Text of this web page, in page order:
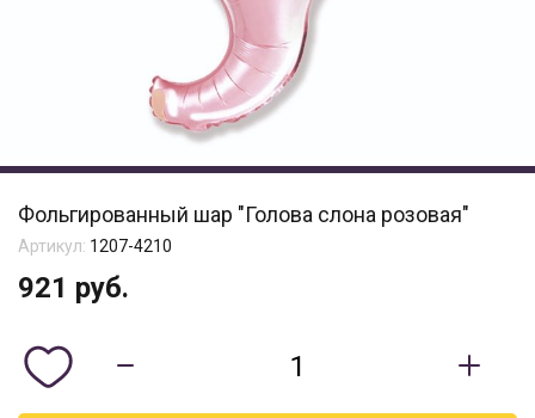
Фольгированный шар "Голова слона розовая"
Артикул: 1207-4210
921 руб.